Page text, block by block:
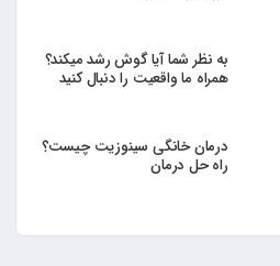
به نظر شما آیا گوش رشد میکند؟
همراه ما واقعیت را دنبال کنید
درمان خانگی سینوزیت چیست؟
راه حل درمان